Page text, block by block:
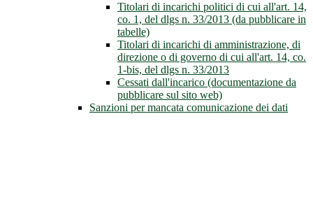
Titolari di incarichi politici di cui all'art. 14,
co. 1, del dlgs n. 33/2013 (da pubblicare in
tabelle)
Titolari di incarichi di amministrazione, di
direzione o di governo di cui all'art. 14, co.
1-bis, del dlgs n. 33/2013
Cessati dall'incarico (documentazione da
pubblicare sul sito web)
Sanzioni per mancata comunicazione dei dati